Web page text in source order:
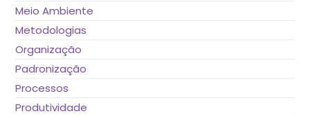
Meio Ambiente
Metodologias
Organização
Padronização
Processos
Produtividade